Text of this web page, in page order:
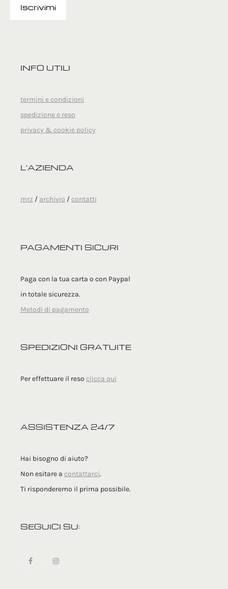
INFO UTILI
termini e condizioni
spedizione e reso
privacy & cookie policy
L'AZIENDA
mrz / archivio /contatti
PAGAMENTI SICURI
Paga con la tua carta o con Paypal
in totale sicurezza.
Metodi di pagamento
SPEDIZIONI GRATUITE
Per effettuare il reso clicca qui
ASSISTENZA 24/7
Hai bisogno di aiuto?
Non esitare a contattarci.
Ti risponderemo il prima possibile.
SEGUICI SU: